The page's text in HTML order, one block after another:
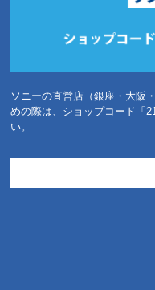
ソニーの直営店（銀座・大阪
めの際は、ショップコード「
い。